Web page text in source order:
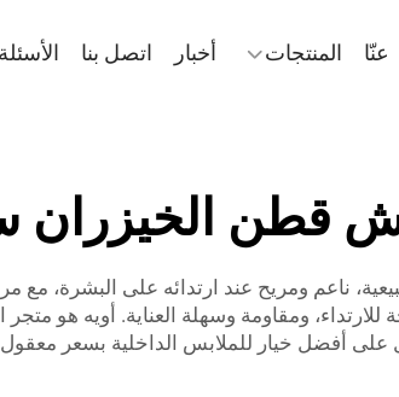
عنّا المنتجات أخبار اتصل بنا
قطن الخيزران
ناعم ومريح عند ارتدائه على البشرة،
ومقاومة وسهلة العناية. أويه هو
على أفضل خيار للملابس الداخلية بسعر